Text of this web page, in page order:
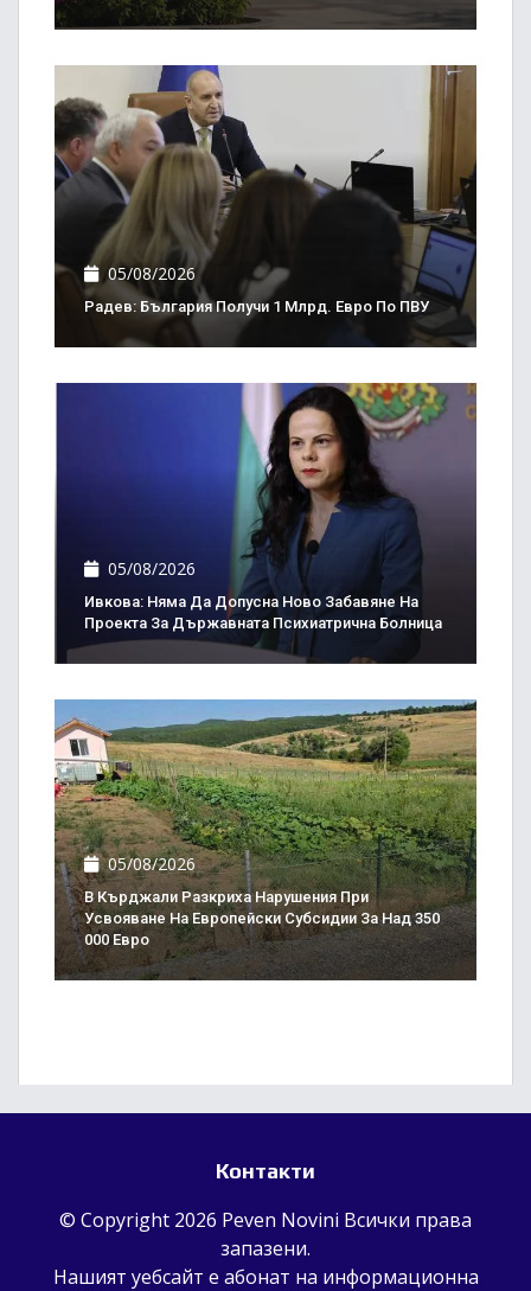
05/08/2026
Радев: България Получи 1 Млрд. Евро По ПВУ
05/08/2026
Ивкова: Няма Да Допусна Ново Забавяне На
Проекта За Държавната Психиатрична Болница
05/08/2026
В Кърджали Разкриха Нарушения При
Усвояване На Европейски Субсидии За Над 350
000 Евро
Контакти
© Copyright 2026 Peven Novini Всички права
запазени.
Нашият уебсайт е абонат на информационна